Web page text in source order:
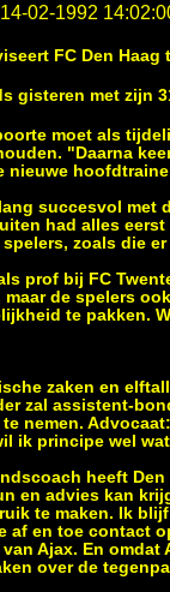
02-1992
FC Den Haag
gisteren met zijn
moet als
"Daarna
nieuwe
succesvol met
had alles
zoals die
prof bij FC
de spelers
te pakken.
zaken en
zal assistent-
nemen.
ik principe wel
heeft
en advies kan
te maken. Ik
af en toe contact
Ajax. En
over de